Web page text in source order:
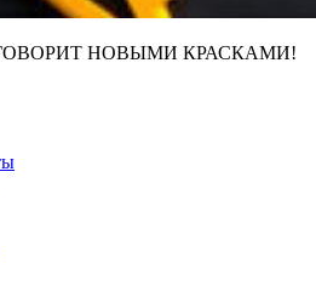
НОВЫМИ КРАСКАМИ!